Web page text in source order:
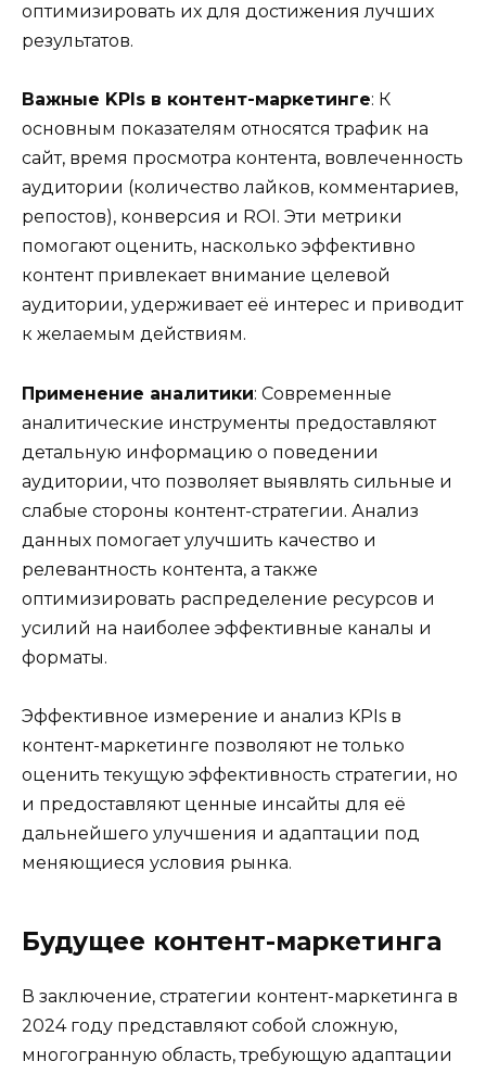
оптимизировать их для достижения лучших
результатов.
Важные KPIs в контент-маркетинге: К
основным показателям относятся трафик на
сайт, время просмотра контента, вовлеченность
аудитории (количество лайков, комментариев,
репостов), конверсия и ROI. Эти метрики
помогают оценить, насколько эффективно
контент привлекает внимание целевой
аудитории, удерживает её интерес и приводит
к желаемым действиям.
Применение аналитики: Современные
аналитические инструменты предоставляют
детальную информацию о поведении
аудитории, что позволяет выявлять сильные и
слабые стороны контент-стратегии. Анализ
данных помогает улучшить качество и
релевантность контента, а также
оптимизировать распределение ресурсов и
усилий на наиболее эффективные каналы и
форматы.
Эффективное измерение и анализ KPIs в
контент-маркетинге позволяют не только
оценить текущую эффективность стратегии, но
и предоставляют ценные инсайты для её
дальнейшего улучшения и адаптации под
меняющиеся условия рынка.
Будущее контент-маркетинга
В заключение, стратегии контент-маркетинга в
2024 году представляют собой сложную,
многогранную область, требующую адаптации